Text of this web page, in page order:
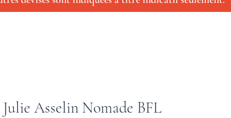
Julie Asselin Nomade BFL